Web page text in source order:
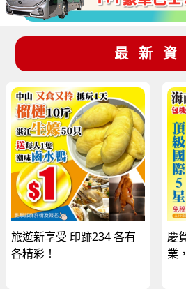
最新資
旅遊新享受 印跡234 各有
各精彩！
慶
業